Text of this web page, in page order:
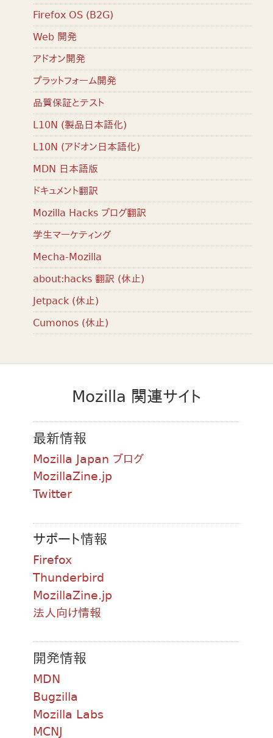
Firefox OS (B2G)
Web 開発
アドオン開発
プラットフォーム開発
品質保証とテスト
L10N (製品日本語化)
L10N (アドオン日本語化)
MDN 日本語版
ドキュメント翻訳
Mozilla Hacks ブログ翻訳
学生マーケティング
Mecha-Mozilla
about:hacks 翻訳 (休止)
Jetpack (休止)
Cumonos (休止)
Mozilla 関連サイト
最新情報
Mozilla Japan ブログ
MozillaZine.jp
Twitter
サポート情報
Firefox
Thunderbird
MozillaZine.jp
法人向け情報
開発情報
MDN
Bugzilla
Mozilla Labs
MCNJ